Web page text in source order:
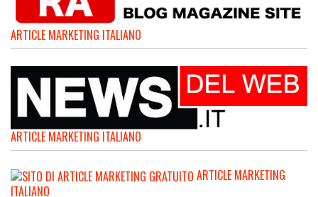
ARTICLE MARKETING ITALIANO
ARTICLE MARKETING ITALIANO
ARTICLE MARKETING
ITALIANO